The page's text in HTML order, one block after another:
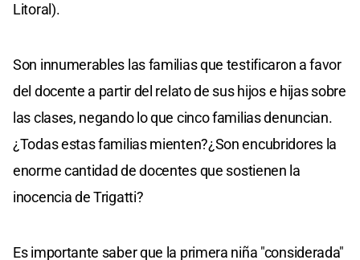
Litoral).
Son innumerables las familias que testificaron a favor
del docente a partir del relato de sus hijos e hijas sobre
las clases, negando lo que cinco familias denuncian.
¿Todas estas familias mienten?¿Son encubridores la
enorme cantidad de docentes que sostienen la
inocencia de Trigatti?
Es importante saber que la primera niña "considerada"